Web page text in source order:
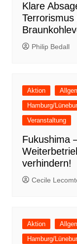
Klare
Terrorismus
Philip Bedall
Aktion
Hamburg/
Veranstaltung
Fukushima
verhindern!
Cecile
Aktion
Hamburg/